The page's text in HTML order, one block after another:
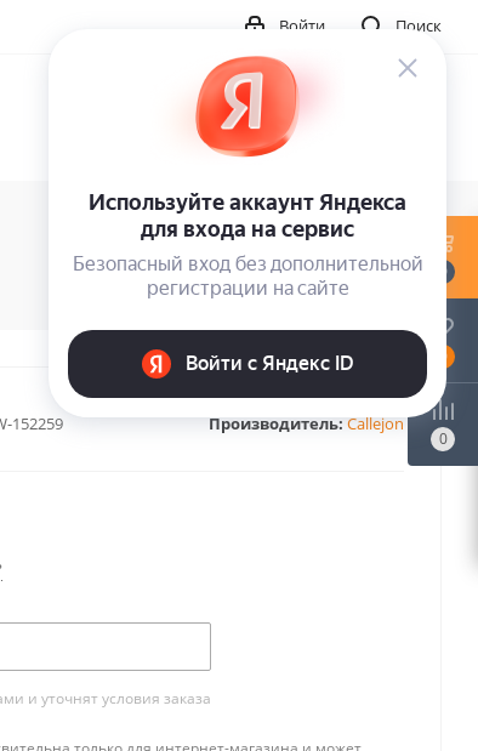
Поиск
Войти
152259 Производитель:Callejon
и уточнят условия заказа
0
0
0